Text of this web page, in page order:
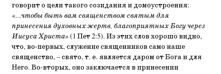
го­ворит о цели такого созидания и домоустроения:
«...чтобы быть вам священством святым для
принесения духовных жертв, благоприятных Богу через
Иисуса Христа» (1 Пет 2:5). Из этих слов хорошо видно,
что, во-первых, служение священников само наше
священство, – свято, т. е. является даром от Бога и для
Него. Во-вторых, оно заключается в принесении